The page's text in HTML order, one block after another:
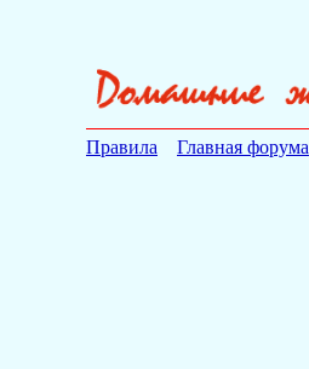
Правила Главная форума